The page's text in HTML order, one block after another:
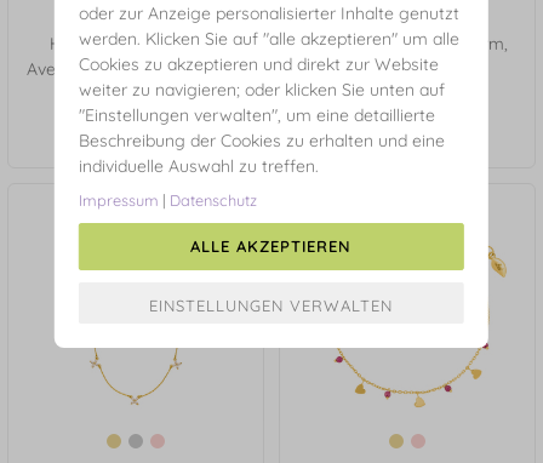
Halskette Leaf Flower,
Aventurin, 18 Karat Gelbgold
vergoldet
€ 89,90*
Ohrstecker Clover Charm,
925 Sterlingsilber
€ 49,90*
oder zur Anzeige personalisierter Inhalte genutzt
werden. Klicken Sie auf "alle akzeptieren" um alle
Cookies zu akzeptieren und direkt zur Website
weiter zu navigieren; oder klicken Sie unten auf
"Einstellungen verwalten", um eine detaillierte
Beschreibung der Cookies zu erhalten und eine
individuelle Auswahl zu treffen.
Impressum | Datenschutz
ALLE AKZEPTIEREN